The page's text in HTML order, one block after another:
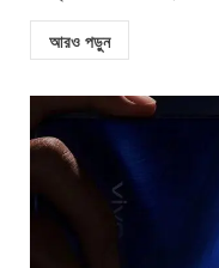
আরও পড়ুন